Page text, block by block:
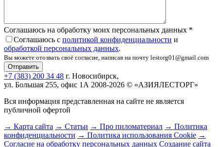
Соглашаюсь на обработку моих персональных данных *
Соглашаюсь с политикой конфиденциальности и
обработкой персональных данных.
Вы можете отозвать своё согласие, написав на почту lestorg01@gmail.com
+7 (383) 200 34 48 г. Новосибирск,
ул. Большая 255, офис 1А 2008-2026 © «АЗИЯЛЕСТОРГ»
Вся информация представленная на сайте не является
публичной офертой
→ Карта сайта → Статьи → Про пиломатериал → Политика
конфиденциальности → Политика использования Cookie →
Согласие на обработку персональных данных Создание сайта